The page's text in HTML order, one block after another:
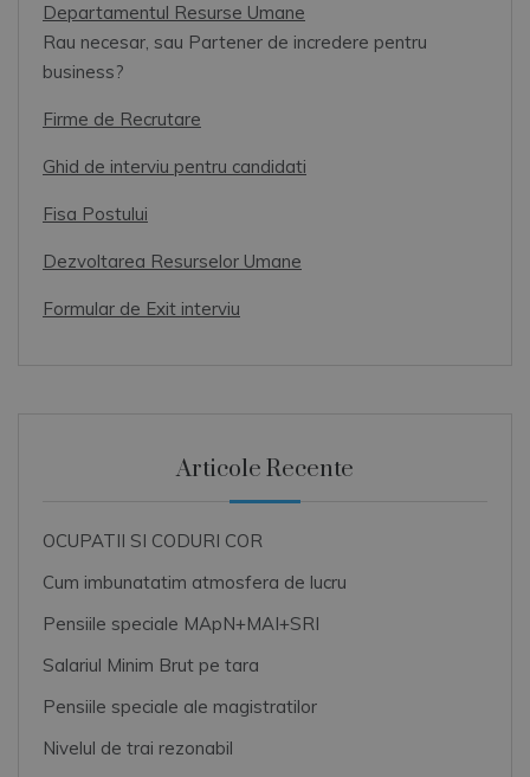
Departamentul Resurse Umane
Rau necesar, sau Partener de incredere pentru
business?
Firme de Recrutare
Ghid de interviu pentru candidati
Fisa Postului
Dezvoltarea Resurselor Umane
Formular de Exit interviu
Articole Recente
OCUPATII SI CODURI COR
Cum imbunatatim atmosfera de lucru
Pensiile speciale MApN+MAI+SRI
Salariul Minim Brut pe tara
Pensiile speciale ale magistratilor
Nivelul de trai rezonabil